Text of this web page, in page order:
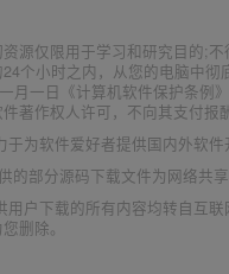
源仅限用于学习和研究目的;
个小时之内，从您的电脑中
月一日《计算机软件保护条例
著作权人许可，不向其支付
于为软件爱好者提供国内外软
的部分源码下载文件为网络共
用户下载的所有内容均转自互
删除。